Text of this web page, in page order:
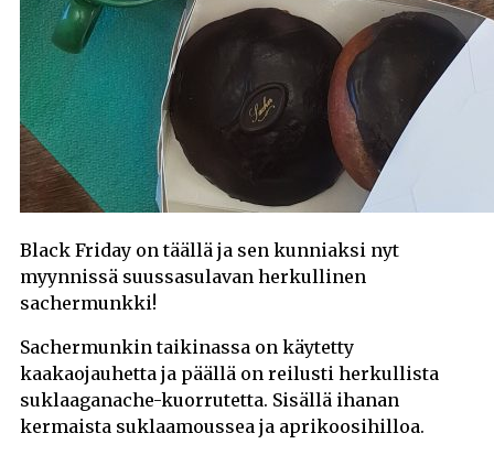
Black Friday on täällä ja sen kunniaksi nyt
myynnissä suussasulavan herkullinen
sachermunkki!
Sachermunkin taikinassa on käytetty
kaakaojauhetta ja päällä on reilusti herkullista
suklaaganache-kuorrutetta. Sisällä ihanan
kermaista suklaamoussea ja aprikoosihilloa.